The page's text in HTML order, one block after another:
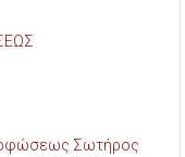
Σωτήρος